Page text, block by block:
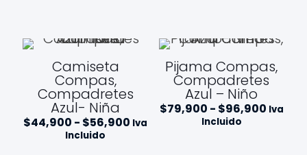
hasta
Camiseta
Compas,
Compadretes
Azul- Niña
$44,900 - $56,900 Rango
Iva
Incluido
Pijama Compas,
Compadretes
Azul – Niño
$79,900 - $96,900Rango
Iva
Incluido